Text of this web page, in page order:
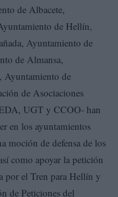
de Albacete,
de Hellín,
Ayuntamiento de
de Almansa,
Ayuntamiento de
de Asociaciones
UGT y CCOO- han
en los ayuntamientos
moción de defensa de los
como apoyar la petición
por el Tren para Hellín y
de Peticiones del